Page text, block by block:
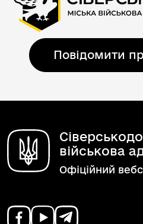
Повідомити
військова
Офіційний